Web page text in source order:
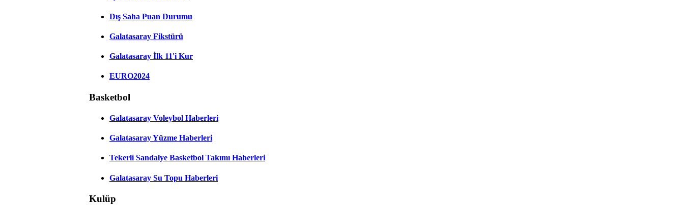
Dış Saha Puan Durumu
Galatasaray Fikstürü
Galatasaray İlk 11'i Kur
EURO2024
Basketbol
Galatasaray Voleybol Haberleri
Galatasaray Yüzme Haberleri
Tekerli Sandalye Basketbol Takımı Haberleri
Galatasaray Su Topu Haberleri
Kulüp